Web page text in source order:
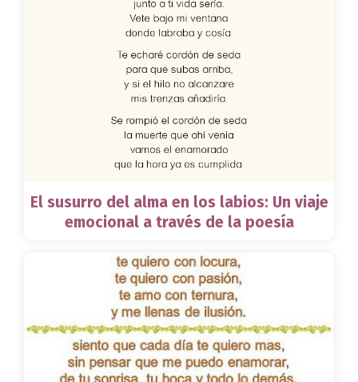
El susurro del alma en los labios: Un viaje
emocional a través de la poesía